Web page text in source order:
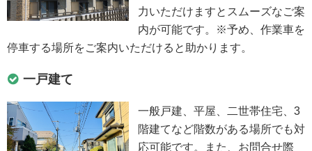
力いただけますとスムーズなご案
内が可能です。※予め、作業車を
停車する場所をご案内いただけると助かります。
一戸建て
一般戸建、平屋、二世帯住宅、3
階建てなど階数がある場所でも対
応可能です。また、お問合せ際